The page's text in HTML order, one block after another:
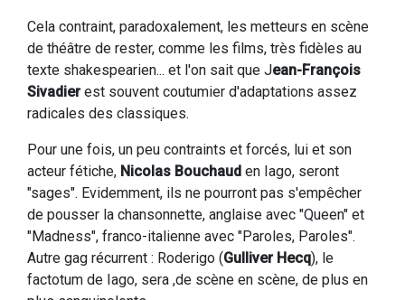
Cela contraint, paradoxalement, les metteurs en scène
de théâtre de rester, comme les films, très fidèles au
texte shakespearien... et l'on sait que Jean-François
Sivadierest souvent coutumier d'adaptations assez
radicales des classiques.
Pour une fois, un peu contraints et forcés, lui et son
acteur fétiche, Nicolas Bouchaud en Iago, seront
"sages". Evidemment, ils ne pourront pas s'empêcher
de pousser la chansonnette, anglaise avec "Queen" et
"Madness", franco-italienne avec "Paroles, Paroles".
Autre gag récurrent : Roderigo (Gulliver Hecq), le
factotum de Iago, sera ,de scène en scène, de plus en